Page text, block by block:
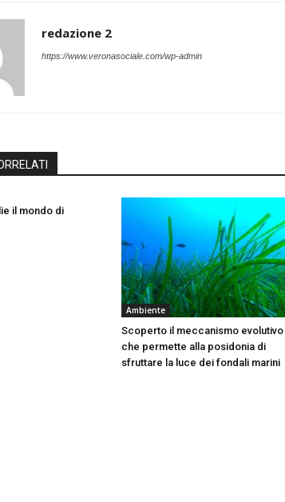
redazione 2
https://www.veronasociale.com/wp-admin
il mondo di
Ambiente
Scoperto il meccanismo evolutivo
che permette alla posidonia di
sfruttare la luce dei fondali marini